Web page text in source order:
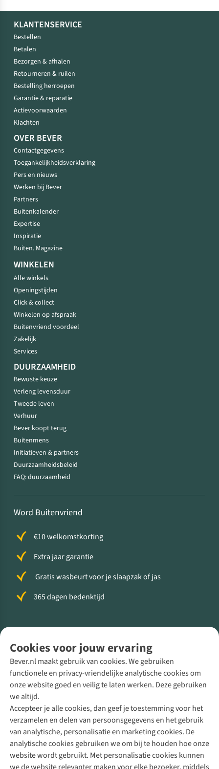
Cookies voor jouw ervaring
Bever.nl maakt gebruik van cookies. We gebruiken
functionele en privacy-vriendelijke analytische cookies om
onze website goed en veilig te laten werken. Deze gebruiken
we altijd.
Accepteer je alle cookies, dan geef je toestemming voor het
verzamelen en delen van persoonsgegevens en het gebruik
van analytische, personalisatie en marketing cookies. De
analytische cookies gebruiken we om bij te houden hoe onze
website wordt gebruikt. Met personalisatie cookies kunnen
KLANTENSERVICE
Bestellen
Betalen
Bezorgen & afhalen
Retourneren & ruilen
Bestelling herroepen
Garantie & reparatie
Actievoorwaarden
Klachten
OVER BEVER
Contactgegevens
Toegankelijkheidsverklaring
Pers en nieuws
Werken bij Bever
Partners
Buitenkalender
Expertise
Inspiratie
Buiten. Magazine
WINKELEN
Alle winkels
Openingstijden
Click & collect
Winkelen op afspraak
Buitenvriend voordeel
Zakelijk
Services
DUURZAAMHEID
Bewuste keuze
Verleng levensduur
Tweede leven
Verhuur
Bever koopt terug
Buitenmens
Initiatieven & partners
Duurzaamheidsbeleid
FAQ: duurzaamheid
Word Buitenvriend
€10 welkomstkorting
Extra jaar garantie
Gratis wasbeurt voor je slaapzak of jas
365 dagen bedenktijd
Direct advies van een Buitenexpert
+31 (0)85 888 50 88
+31 6 12 28 49 80
Contactformulier